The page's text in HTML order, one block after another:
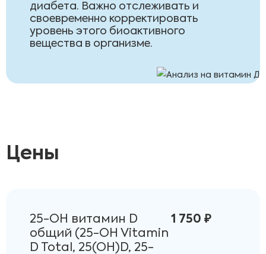
диабета. Важно отслеживать и
своевременно корректировать
уровень этого биоактивного
вещества в организме.
Цены
25-OH витамин D
общий (25-OH Vitamin
D Total, 25(OH)D, 25-
1 750 ₽